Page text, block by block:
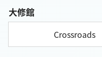
大修館
Crossroads